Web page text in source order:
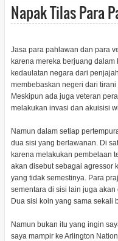
Napak Tilas Para
Jasa para pahlawan dan para
karena mereka berjuang
kedaulatan negara dari
membebaskan negeri dari
Meskipun ada juga veteran
melakukan invasi dan akuisisi
Namun dalam setiap
dua sisi yang berlawanan. Di
karena melakukan pembelaan
akan disebut sebagai agressor
yang tidak semestinya. Para
sementara di sisi lain juga
Dua sisi koin yang sama sekali
Namun bukan itu yang ingin
saya mampir ke Arlington